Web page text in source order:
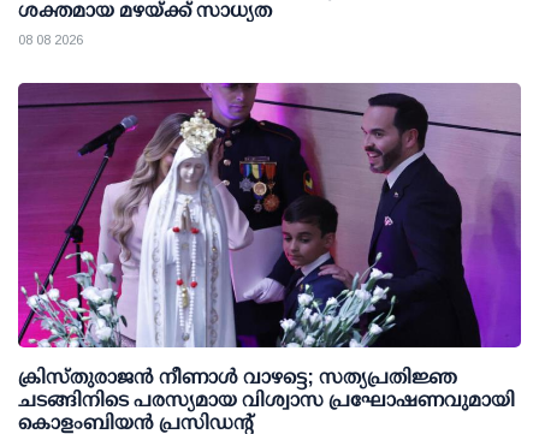
ശക്തമായ മഴയ്ക്ക് സാധ്യത
08 08 2026
ക്രിസ്തുരാജൻ നീണാൾ വാഴട്ടെ; സത്യപ്രതിജ്ഞ
ചടങ്ങിനിടെ പരസ്യമായ വിശ്വാസ പ്രഘോഷണവുമായി
കൊളംബിയൻ പ്രസിഡന്റ്